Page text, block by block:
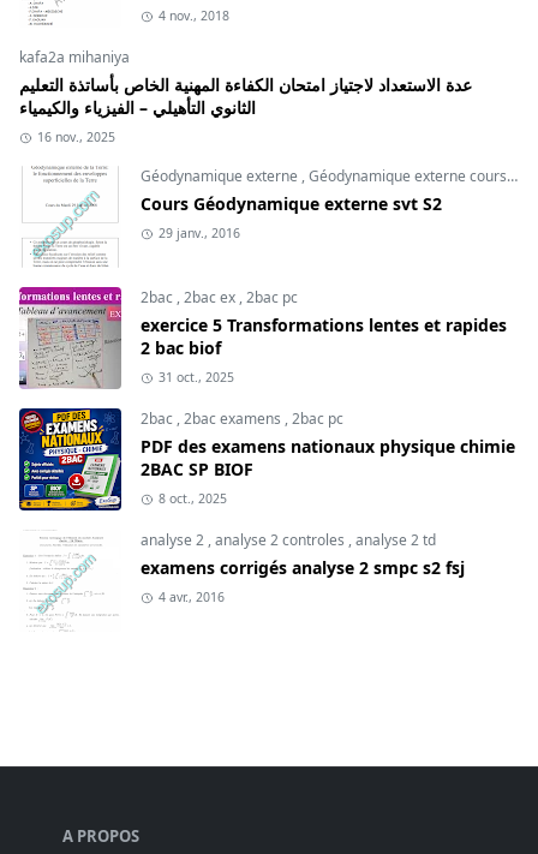
4 nov., 2018
kafa2a mihaniya
عدة الاستعداد لاجتياز امتحان الكفاءة المهنية الخاص بأساتذة التعليم
الثانوي التأهيلي – الفيزياء والكيمياء
16 nov., 2025
Géodynamique externe ,Géodynamique externe cours ,
Cours Géodynamique externe svt S2
29 janv., 2016
2bac,2bac ex,2bac pc
exercice 5 Transformations lentes et rapides
2 bac biof
31 oct., 2025
2bac,2bac examens ,2bac pc
PDF des examens nationaux physique chimie
2BAC SP BIOF
8 oct., 2025
analyse 2,analyse 2 controles ,analyse 2 td
examens corrigés analyse 2 smpc s2 fsj
4 avr., 2016
A PROPOS